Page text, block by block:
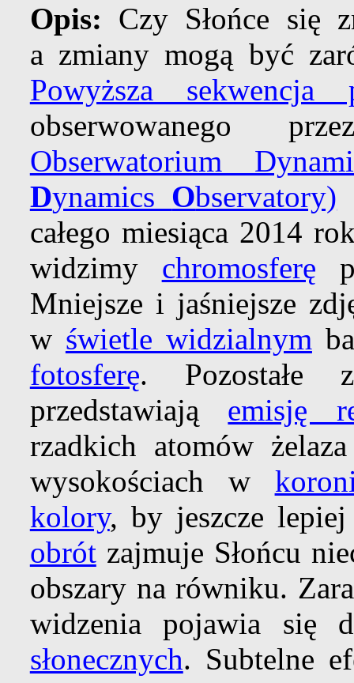
Opis: Czy Słońce się
a zmiany mogą być
Powyższa sekwencja
obserwowanego
Obserwatorium
Dynamics Observatory)
całego miesiąca 2014
widzimy chromosferę
Mniejsze i jaśniejsze
w świetle widzialnym
fotosferę. Pozostałe
przedstawiają emisję
rzadkich atomów
wysokościach w
kolory, by jeszcze
obrótzajmuje Słońcu
obszary na równiku.
widzenia pojawia
słonecznych. Subtelne